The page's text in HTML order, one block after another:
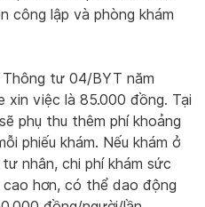
công lập và phòng khám
tư 04/BYT năm
xin việc là 85.000 đồng. Tại
phụ thu thêm phí khoảng
phiếu khám. Nếu khám ở
nhân, chi phí khám sức
hơn, có thể dao động